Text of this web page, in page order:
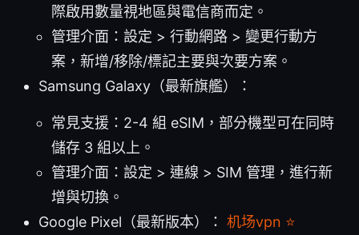
際啟用數量視地區與電信商而定。
管理介面：設定 > 行動網路 > 變更行動方
案，新增/移除/標記主要與次要方案。
Samsung Galaxy（最新旗艦）：
常見支援：2-4 組 eSIM，部分機型可在同時
儲存 3 組以上。
管理介面：設定 > 連線 > SIM 管理，進行新
增與切換。
Google Pixel（最新版本）： 机场vpn ⭐